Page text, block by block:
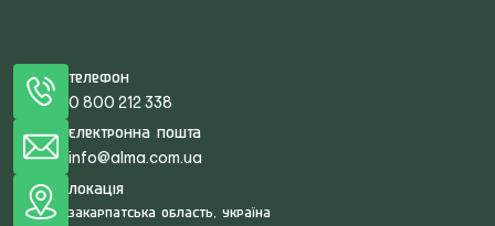
Телефон
0 800 212 338
Електронна пошта
info@alma.com.ua
Локація
Закарпатська область, Україна